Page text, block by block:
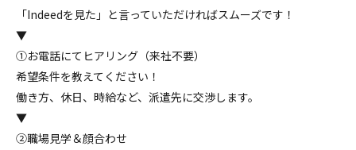
「Indeedを見た」と言っていただければスムーズです！
▼
①お電話にてヒアリング（来社不要）
希望条件を教えてください！
働き方、休日、時給など、派遣先に交渉します。
▼
②職場見学＆顔合わせ